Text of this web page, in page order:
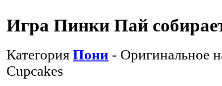
Игра Пинки Пай
Категория Пони - Оригинальное
Cupcakes